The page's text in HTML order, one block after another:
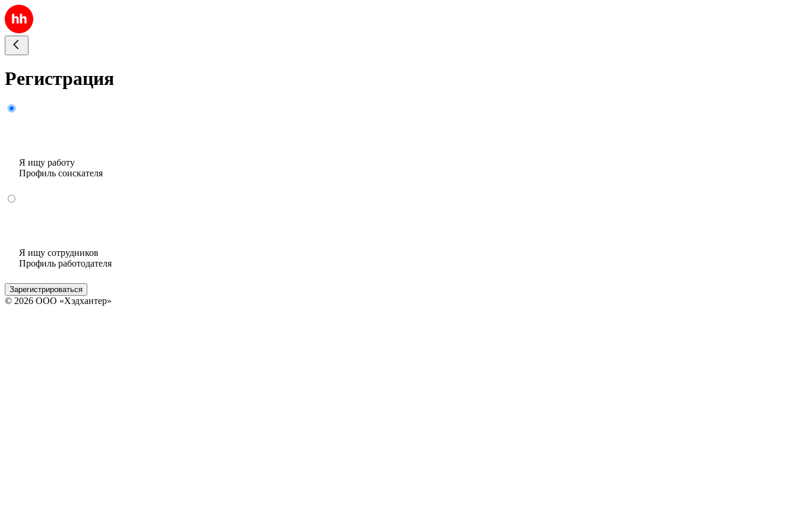
Регистрация
Я ищу работу
Профиль соискателя
Я ищу сотрудников
Профиль работодателя
Зарегистрироваться
© 2026 ООО «Хэдхантер»